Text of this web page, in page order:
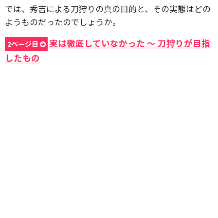
では、秀吉による刀狩りの真の目的と、その実態はどの
ようものだったのでしょうか。
2ページ目
実は徹底していなかった 〜 刀狩りが目指
したもの